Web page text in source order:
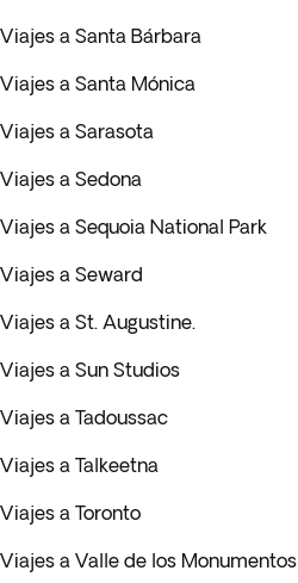
Viajes a Santa Bárbara
Viajes a Santa Mónica
Viajes a Sarasota
Viajes a Sedona
Viajes a Sequoia National Park
Viajes a Seward
Viajes a St. Augustine.
Viajes a Sun Studios
Viajes a Tadoussac
Viajes a Talkeetna
Viajes a Toronto
Viajes a Valle de los Monumentos